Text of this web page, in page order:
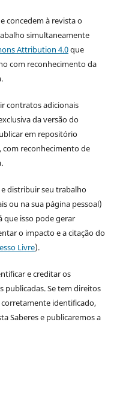
concedem à revista o
simultaneamente
Attribution 4.0que
com reconhecimento da
contratos adicionais
da versão do
em repositório
reconhecimento de
distribuir seu trabalho
ou na sua página pessoal)
que isso pode gerar
o impacto e a citação do
Livre).
e creditar os
publicadas. Se tem direitos
identificado,
Saberes e publicaremos a